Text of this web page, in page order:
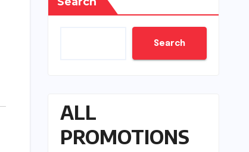
Search
ALL
PROMOTIONS